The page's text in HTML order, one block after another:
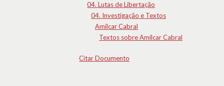
04. Lutas de Libertação
04. Investigação e Textos
Amílcar Cabral
Textos sobre Amílcar Cabral
Citar Documento